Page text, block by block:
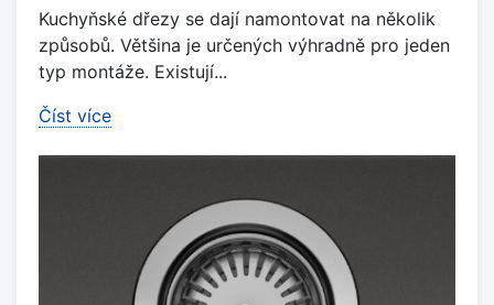
Kuchyňské dřezy se dají namontovat na několik
způsobů. Většina je určených výhradně pro jeden
typ montáže. Existují...
Číst více